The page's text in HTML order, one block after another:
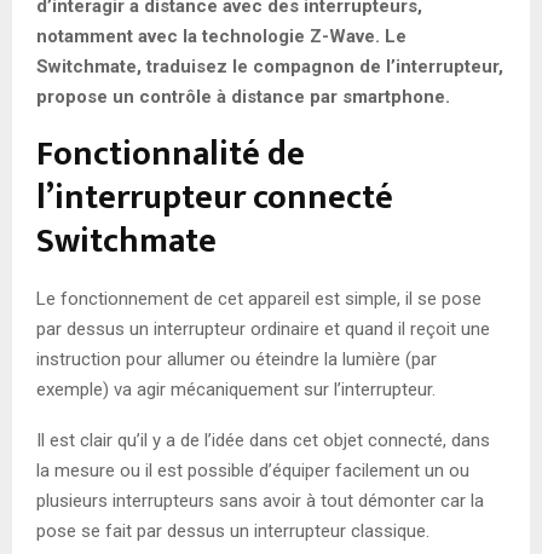
d’interagir a distance avec des interrupteurs,
notamment avec la technologie Z-Wave. Le
Switchmate, traduisez le compagnon de l’interrupteur,
propose un contrôle à distance par smartphone.
Fonctionnalité de
l’interrupteur connecté
Switchmate
Le fonctionnement de cet appareil est simple, il se pose
par dessus un interrupteur ordinaire et quand il reçoit une
instruction pour allumer ou éteindre la lumière (par
exemple) va agir mécaniquement sur l’interrupteur.
Il est clair qu’il y a de l’idée dans cet objet connecté, dans
la mesure ou il est possible d’équiper facilement un ou
plusieurs interrupteurs sans avoir à tout démonter car la
pose se fait par dessus un interrupteur classique.